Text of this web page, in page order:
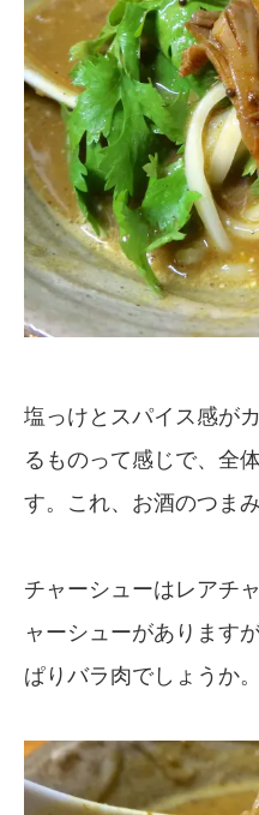
塩っけとスパイス感が
るものって感じで、全
す。これ、お酒のつま
チャーシューはレアチ
ャーシューがあります
ぱりバラ肉でしょうか。